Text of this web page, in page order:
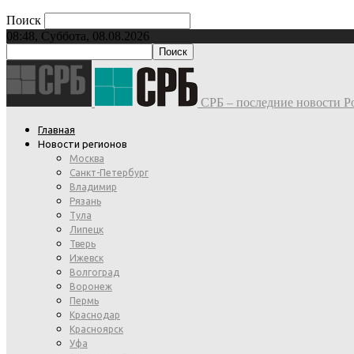
Поиск
08:48, Суббота, 08.08.2026
СРБ – последние новости
Главная
Новости регионов
Москва
Санкт-Петербург
Владимир
Рязань
Тула
Липецк
Тверь
Ижевск
Волгоград
Воронеж
Пермь
Краснодар
Красноярск
Уфа